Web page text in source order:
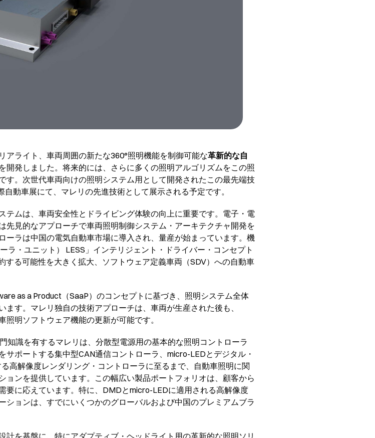
アライト、車両周囲の新たな360°照明機能を制御可能な革新的な自
を開発しました。将来的には、さらに多くの照明アルゴリズムをこの照
す。次世代車両向けの照明システム用として開発されたこの最先端技
動車展にて、マレリの先進技術として展示される予定です。
テムは、車両安全性とドライビング体験の向上に重要です。電子・電
先見的なアプローチで車両照明制御システム・アーキテクチャ開発を
ーラは中国の電気自動車市場に導入され、量産が始まっています。機
ラ・ユニット） LESS」インテリジェント・ドライバー・コンセプト
する可能性を大きく拡大、ソフトウェア定義車両（SDV）への自動車
as a Product（SaaP）のコンセプトに基づき、照明システム全体
す。マレリ独自の技術アプローチは、車両が生産された後も、
明ソフトウェア機能の更新が可能です。
知識を有するマレリは、分散型電源用の基本的な照明コントローラ
ポートする集中型CAN通信コントローラ、micro-LEDとデジタル・
高解像度レンダリング・コントローラに至るまで、自動車照明に関
ンを提供しています。この幅広い製品ポートフォリオは、顧客から
要に応えています。特に、DMDとmicro-LEDに適用される高解像度
ションは、すでにいくつかのグローバルおよび中国のプレミアムブラ
を基盤に、特にアダプティブ・ヘッドライト用の革新的な照明ソリ